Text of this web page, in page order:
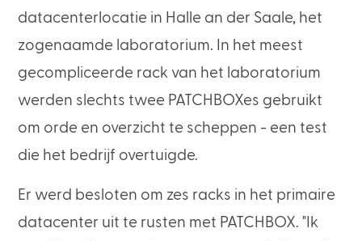
datacenterlocatie in Halle an der Saale, het
zogenaamde laboratorium. In het meest
gecompliceerde rack van het laboratorium
werden slechts twee PATCHBOXes gebruikt
om orde en overzicht te scheppen - een test
die het bedrijf overtuigde.
Er werd besloten om zes racks in het primaire
datacenter uit te rusten met PATCHBOX. "Ik